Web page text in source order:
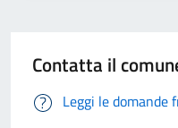
Contatta il
Leggi le domande